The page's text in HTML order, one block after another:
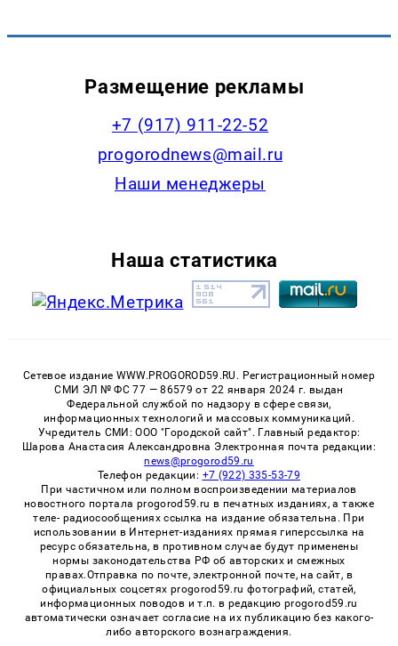
Размещение рекламы
+7 (917) 911-22-52
progorodnews@mail.ru
Наши менеджеры
Наша статистика
Сетевое издание WWW.PROGOROD59.RU. Регистрационный номер
СМИ ЭЛ № ФС 77 — 86579 от 22 января 2024 г. выдан
Федеральной службой по надзору в сфере связи,
информационных технологий и массовых коммуникаций.
Учредитель СМИ: ООО "Городской сайт". Главный редактор:
Шарова Анастасия Александровна Электронная почта редакции:
news@progorod59.ru
Телефон редакции: +7 (922) 335-53-79
При частичном или полном воспроизведении материалов
новостного портала progorod59.ru в печатных изданиях, а также
теле- радиосообщениях ссылка на издание обязательна. При
использовании в Интернет-изданиях прямая гиперссылка на
ресурс обязательна, в противном случае будут применены
нормы законодательства РФ об авторских и смежных
правах.Отправка по почте, электронной почте, на сайт, в
официальных соцсетях progorod59.ru фотографий, статей,
информационных поводов и т.п. в редакцию progorod59.ru
автоматически означает согласие на их публикацию без какого-
либо авторского вознаграждения.